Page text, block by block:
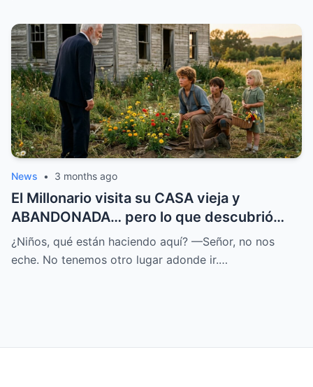
News • 3 months ago
El Millonario visita su CASA vieja y
ABANDONADA… pero lo que descubrió
CAMBIÓ su DESTINO
¿Niños, qué están haciendo aquí? —Señor, no nos
eche. No tenemos otro lugar adonde ir.…